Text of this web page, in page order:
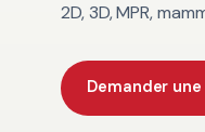
2D, 3D, MPR,
Demander